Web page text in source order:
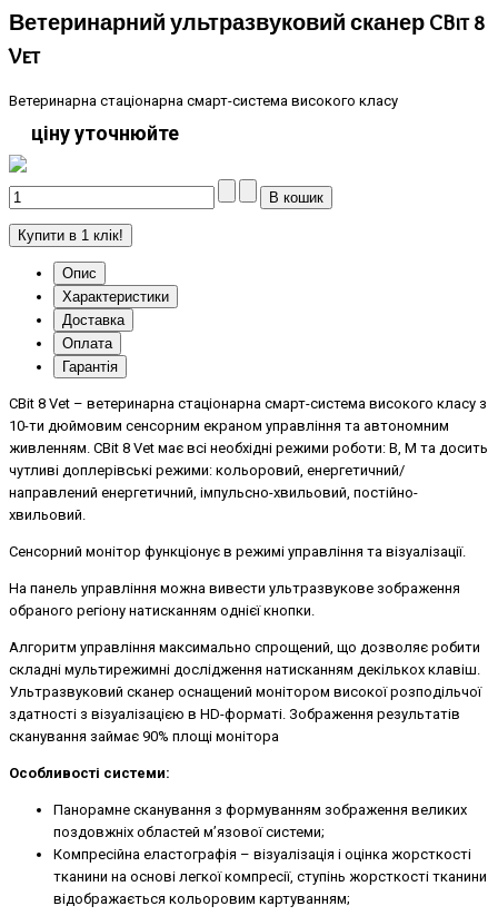
Ветеринарний ультразвуковий сканер CBit 8
Vet
Ветеринарна стаціонарна смарт-система високого класу
ціну уточнюйте
Купити в 1 клік!
Опис
Характеристики
Доставка
Оплата
Гарантія
CBit 8 Vet – ветеринарна стаціонарна смарт-система високого класу з
10-ти дюймовим сенсорним екраном управління та автономним
живленням. CBit 8 Vet має всі необхідні режими роботи: В, М та досить
чутливі доплерівські режими: кольоровий, енергетичний/
направлений енергетичний, імпульсно-хвильовий, постійно-
хвильовий.
Сенсорний монітор функціонує в режимі управління та візуалізації.
На панель управління можна вивести ультразвукове зображення
обраного регіону натисканням однієї кнопки.
Алгоритм управління максимально спрощений, що дозволяє робити
складні мультирежимні дослідження натисканням декількох клавіш.
Ультразвуковий сканер оснащений монітором високої розподільчої
здатності з візуалізацією в HD-форматі. Зображення ре­зультатів
сканування займає 90% площі монітора
Особливості системи:
Панорамне сканування з формуванням зображення великих
поздовжніх областей м’язової системи;
Компресійна еластографія – візуалізація і оцінка жорсткості
тканини на основі легкої компресії, ступінь жорсткості тканини
відображається кольоровим картуванням;